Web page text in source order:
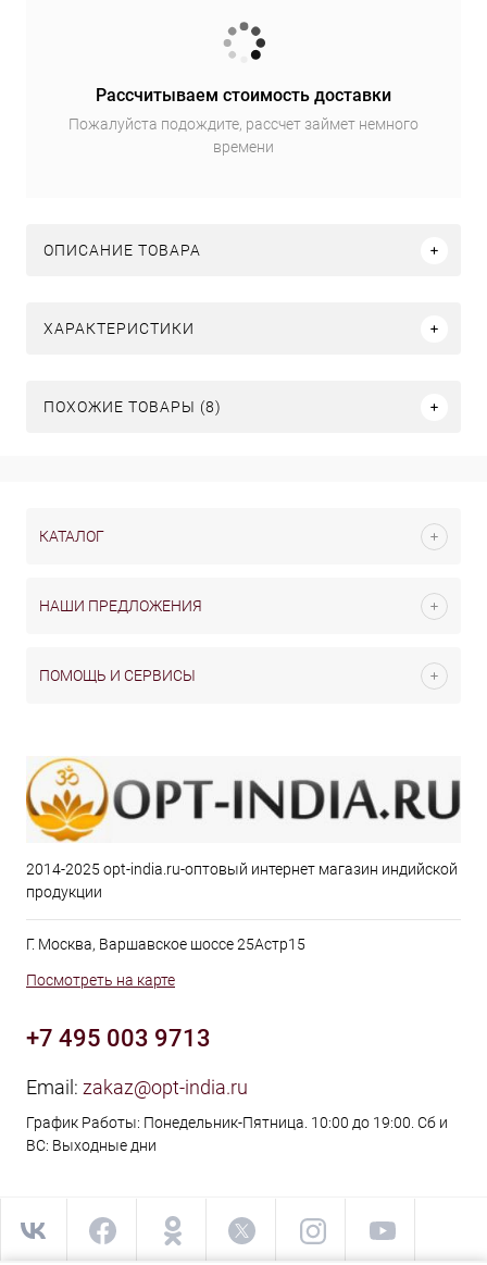
Рассчитываем стоимость доставки
Пожалуйста подождите, рассчет займет немного
времени
ОПИСАНИЕ ТОВАРА
ХАРАКТЕРИСТИКИ
ПОХОЖИЕ ТОВАРЫ (8)
КАТАЛОГ
НАШИ ПРЕДЛОЖЕНИЯ
ПОМОЩЬ И СЕРВИСЫ
2014-2025 opt-india.ru-оптовый интернет магазин индийской
продукции
Г. Москва, Варшавское шоссе 25Астр15
Посмотреть на карте
+7 495 003 9713
Email: zakaz@opt-india.ru
График Работы: Понедельник-Пятница. 10:00 до 19:00. Сб и
ВС: Выходные дни